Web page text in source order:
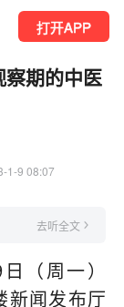
打开APP
期的中医
1-9 08:07
去听全文
（周一）
新闻发布厅